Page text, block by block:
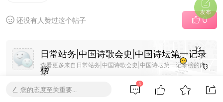
还没有人赞过这个帖子 0
日常站务|中国诗歌会史|中国诗坛第一记录
榜
查看更多来自日常站务|中国诗歌会史|中国诗坛第一记录榜的内
容
3
您的态度至关重要...
发布